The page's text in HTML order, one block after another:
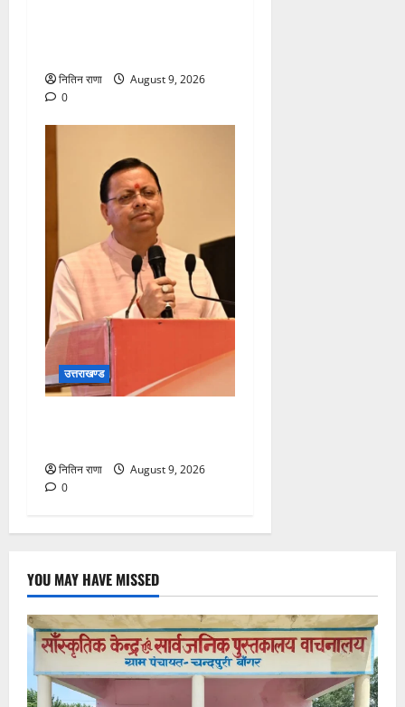
नितिन राणा
August 9, 2026
0
उत्तराखण्ड
नितिन राणा
August 9, 2026
0
YOU MAY HAVE MISSED